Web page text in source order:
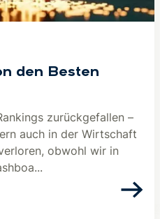
den Besten
zurückgefallen –
auch in der Wirtschaft
obwohl wir in